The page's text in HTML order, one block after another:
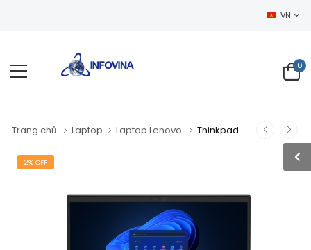
CHÀO MỪNG
VN
0
Trang chủ Laptop Laptop Lenovo Thinkpad
2% OFF